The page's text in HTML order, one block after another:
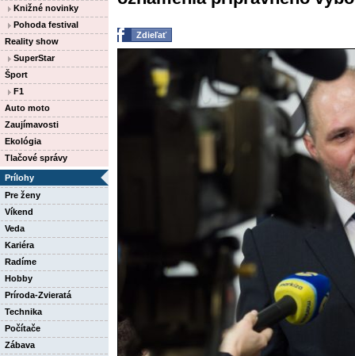
Knižné novinky
Pohoda festival
Reality show
SuperStar
Šport
F1
Auto moto
Zaujímavosti
Ekológia
Tlačové správy
Prílohy
Pre ženy
Víkend
Veda
Kariéra
Radíme
Hobby
Príroda-Zvieratá
Technika
Počítače
Zábava
Zdieľať